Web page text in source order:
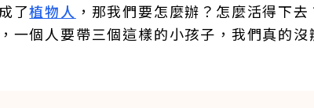
了植物人 ，那我們要怎麼辦？怎麼活得下
一個人要帶三個這樣的小孩子，我們真的